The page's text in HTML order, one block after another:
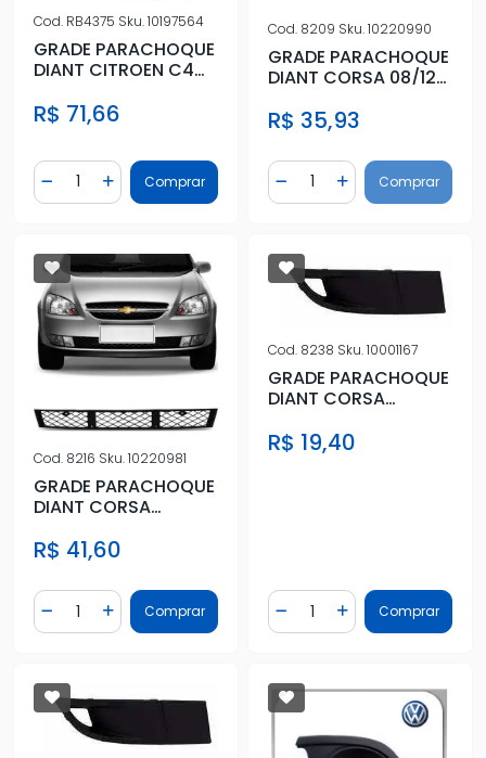
Cod. RB4375 Sku.10197564
GRADE PARACHOQUE
DIANT CITROEN C4
FAROLE
R$ 71,66
Diminuir Quantidade
Quantidade
Adicionar Quantidade
Comprar
Cod. 8209 Sku.10220990
GRADE PARACHOQUE
DIANT CORSA 08/12
R$ 35,93
Diminuir Quantidade
Quantidade
AdicionarComprar
Cod. 8216 Sku.10220981
GRADE PARACHOQUE
DIANT CORSA
CENTRAL
R$ 41,60
Diminuir Quantidade
Quantidade
Adicionar Quantidade
Comprar
Cod. 8238 Sku.10001167
GRADE PARACHOQUE
DIANT CORSA
FAROLETE
R$ 19,40
Diminuir Quantidade
Quantidade
AdicionarComprar